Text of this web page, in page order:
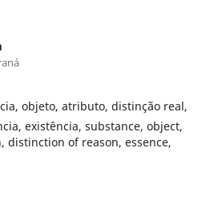
objeto, atributo, distinção real,
existência, substance, object,
of reason, essence,